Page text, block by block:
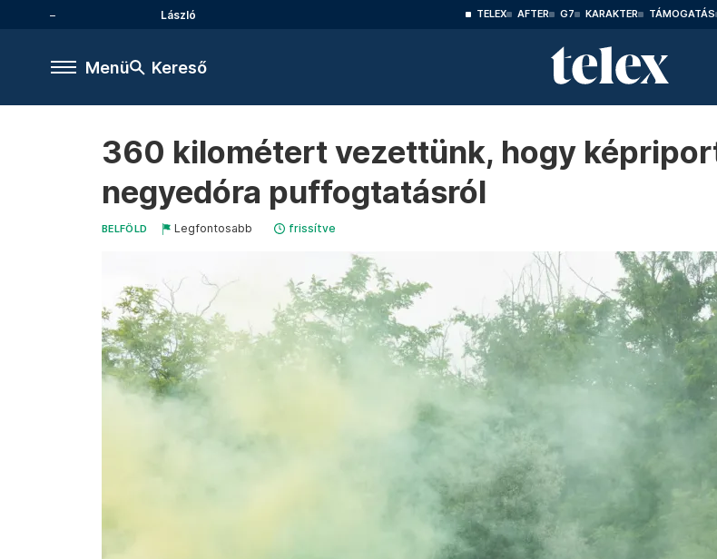
László TELEX AFTER G7 KARAKTER TÁMOGATÁS
Menü Kereső
360 kilométert vezettünk, hogy
negyedóra puffogtatásról
BELFÖLD Legfontosabb frissítve